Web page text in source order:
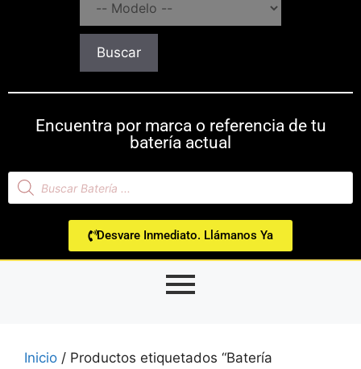
Buscar
Encuentra por marca o referencia de tu
batería actual
Desvare Inmediato. Llámanos Ya
Inicio / Productos etiquetados “Batería